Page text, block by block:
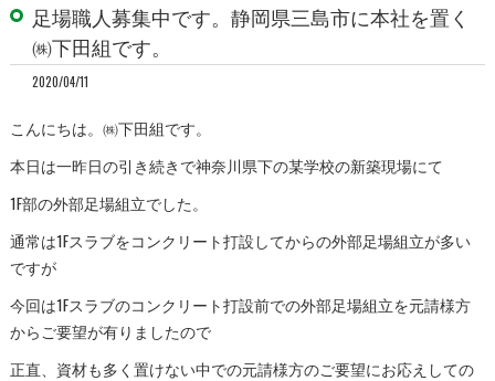
足場職人募集中です。静岡県三島市に本社を置く
㈱下田組です。
2020/04/11
こんにちは。㈱下田組です。
本日は一昨日の引き続きで神奈川県下の某学校の新築現場にて
1F部の外部足場組立でした。
通常は1Fスラブをコンクリート打設してからの外部足場組立が多い
ですが
今回は1Fスラブのコンクリート打設前での外部足場組立を元請様方
からご要望が有りましたので
正直、資材も多く置けない中での元請様方のご要望にお応えしての